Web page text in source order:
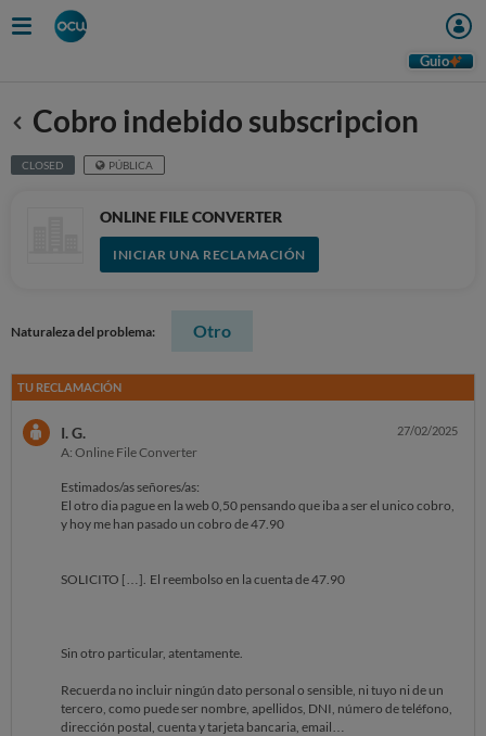
Guio
Anterior
Cobro indebido subscripcion
CLOSED PÚBLICA
ONLINE FILE CONVERTER
INICIAR UNA RECLAMACIÓN
Naturaleza del problema: Otro
TU RECLAMACIÓN
I. G.
A: Online File Converter
27/02/2025
Estimados/as señores/as:
El otro dia pague en la web 0,50 pensando que iba a ser el unico cobro,
y hoy me han pasado un cobro de 47.90
SOLICITO […]. El reembolso en la cuenta de 47.90
Sin otro particular, atentamente.
Recuerda no incluir ningún dato personal o sensible, ni tuyo ni de un
tercero, como puede ser nombre, apellidos, DNI, número de teléfono,
dirección postal, cuenta y tarjeta bancaria, email…